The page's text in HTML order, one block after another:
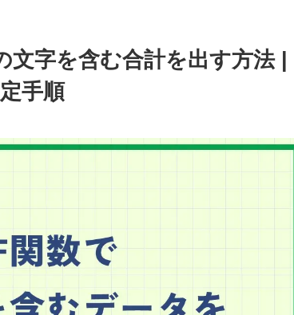
文字を含む合計を出す方法 |
手順